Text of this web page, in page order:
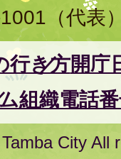
（代表
行き方開庁
組織電話
City All